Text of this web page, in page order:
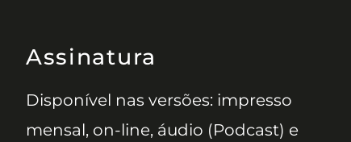
Assinatura
Disponível nas versões: impresso
mensal, on-line, áudio (Podcast) e